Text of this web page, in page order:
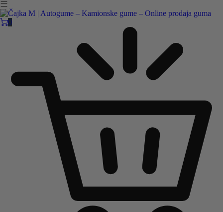
Čajka M Čačak
+381 32 5461 011 office@cajkam.rs
KAKO DO NAS
0